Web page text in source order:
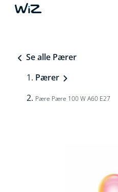
Se alle Pærer
Pærer
Pære Pære 100 W A60 E27